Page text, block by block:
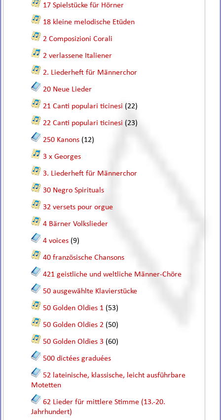
17 Spielstücke für Hörner
18 kleine melodische Etüden
2 Composizioni Corali
2 verlassene Italiener
2. Liederheft für Männerchor
20 Neue Lieder
21 Canti populari ticinesi (22)
22 Canti populari ticinesi (23)
250 Kanons (12)
3 x Georges
3. Liederheft für Männerchor
30 Negro Spirituals
32 versets pour orgue
4 Bärner Volkslieder
4 voices (9)
40 französische Chansons
421 geistliche und weltliche Männer-Chöre
50 ausgewählte Klavierstücke
50 Golden Oldies 1 (53)
50 Golden Oldies 2 (50)
50 Golden Oldies 3 (60)
500 dictées graduées
52 lateinische, klassische, leicht ausführbare
Motetten
62 Lieder für mittlere Stimme (13.-20.
Jahrhundert)